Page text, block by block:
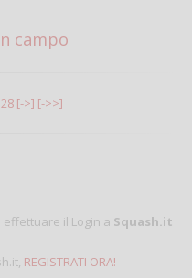
campo
28 [->] [->>]
il Login a Squash.it
REGISTRATI ORA!